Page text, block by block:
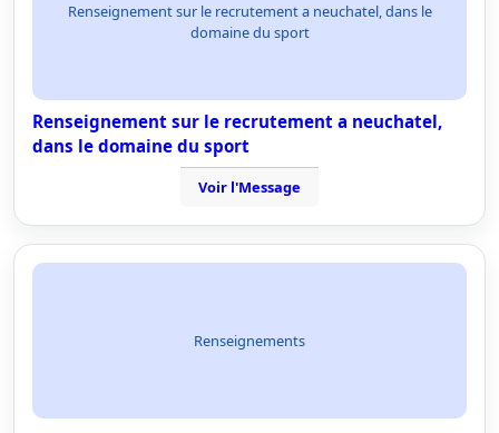
Renseignement sur le recrutement a neuchatel, dans le
domaine du sport
Renseignement sur le recrutement a neuchatel,
dans le domaine du sport
Voir l'Message
Renseignements